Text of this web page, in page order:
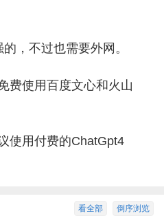
，不过也需要外网。
费使用百度文心和火山
使用付费的ChatGpt4
倒序浏览
看全部